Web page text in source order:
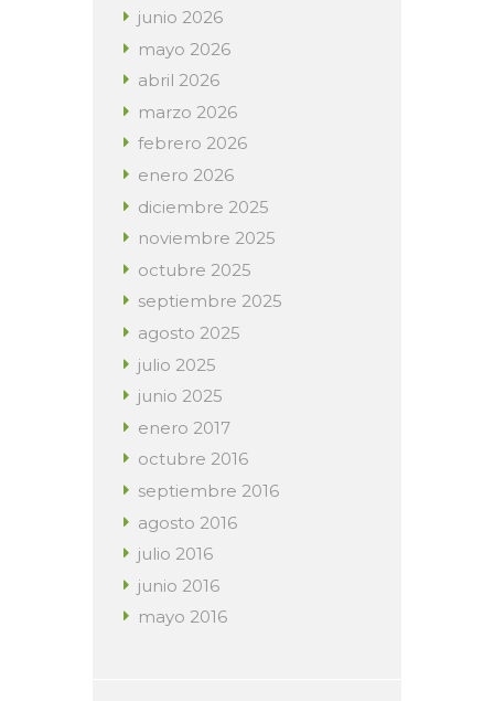
junio 2026
mayo 2026
abril 2026
marzo 2026
febrero 2026
enero 2026
diciembre 2025
noviembre 2025
octubre 2025
septiembre 2025
agosto 2025
julio 2025
junio 2025
enero 2017
octubre 2016
septiembre 2016
agosto 2016
julio 2016
junio 2016
mayo 2016